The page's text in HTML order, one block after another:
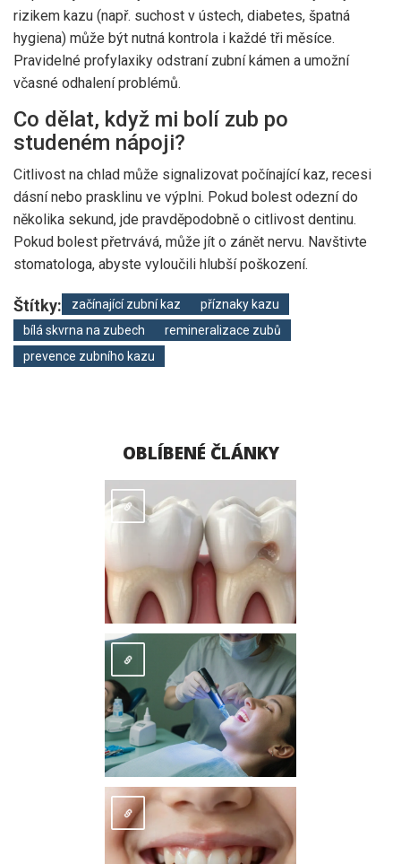
rizikem kazu (např. suchost v ústech, diabetes, špatná
hygiena) může být nutná kontrola i každé tři měsíce.
Pravidelné profylaxiky odstraní zubní kámen a umožní
včasné odhalení problémů.
Co dělat, když mi bolí zub po
studeném nápoji?
Citlivost na chlad může signalizovat počínající kaz, recesi
dásní nebo prasklinu ve výplni. Pokud bolest odezní do
několika sekund, jde pravděpodobně o citlivost dentinu.
Pokud bolest přetrvává, může jít o zánět nervu. Navštivte
stomatologa, abyste vyloučili hlubší poškození.
Štítky: začínající zubní kaz
příznaky kazu
bílá skvrna na zubech
remineralizace zubů
prevence zubního kazu
OBLÍBENÉ ČLÁNKY